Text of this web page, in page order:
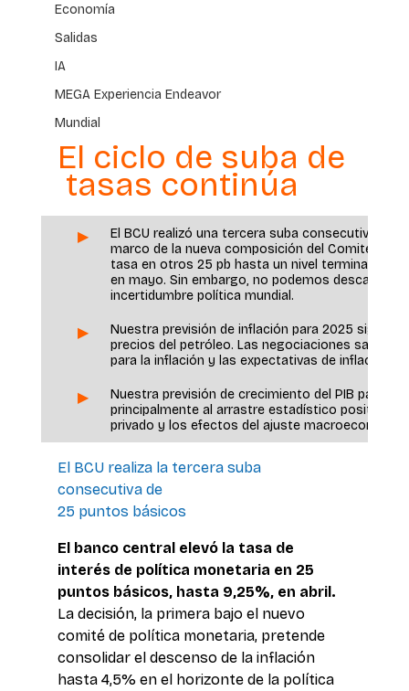
Economía
Salidas
IA
MEGA Experiencia Endeavor
Mundial
El ciclo de suba de
tasas continúa
▶
El BCU realizó una tercera suba consecutiva de
marco de la nueva composición del Comité de
tasa en otros 25 pb hasta un nivel terminal de
en mayo. Sin embargo, no podemos descartar
incertidumbre política mundial.
▶
Nuestra previsión de inflación para 2025 sigue
precios del petróleo. Las negociaciones
para la inflación y las expectativas de inflación.
▶
Nuestra previsión de crecimiento del PIB para
principalmente al arrastre estadístico positivo
privado y los efectos del ajuste
El BCU realiza la tercera suba
consecutiva de
25 puntos básicos
El banco central elevó la tasa de
interés de política monetaria en 25
puntos básicos, hasta 9,25%, en abril.
La decisión, la primera bajo el nuevo
comité de política monetaria, pretende
consolidar el descenso de la inflación
hasta 4,5% en el horizonte de la política